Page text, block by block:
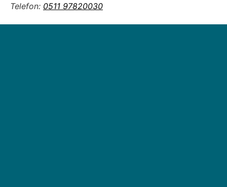
Telefon: 0511 97820030